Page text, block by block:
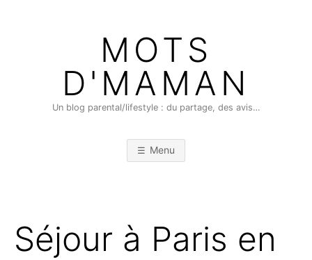
MOTS
D'MAMAN
Un blog parental/lifestyle : du partage, des avis…
Menu
Séjour à Paris en